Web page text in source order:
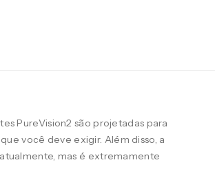
PureVision2 são projetadas para
você deve exigir. Além disso, a
mas é extremamente